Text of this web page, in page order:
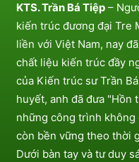
KTS. Trần Bá Tiệp–
kiến trúc đương đại Tre
liền với Việt Nam, nay
chất liệu kiến trúc đầy
của Kiến trúc sư Trần
huyết, anh đã đưa "Hồn
những công trình không
còn bền vững theo thời
Dưới bàn tay và tư duy